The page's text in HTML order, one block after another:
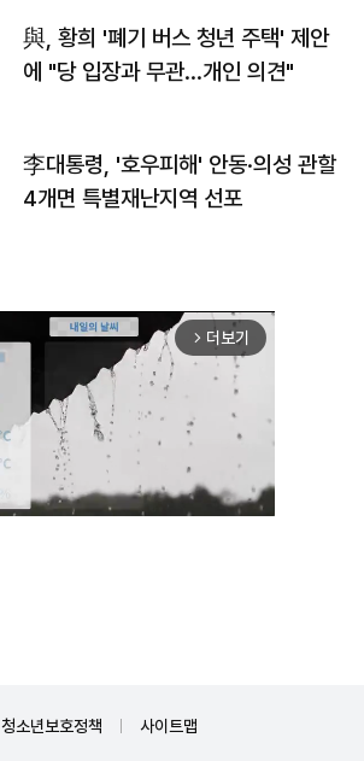
與, 황희 '폐기 버스 청년 주택' 제안
에 "당 입장과 무관…개인 의견"
李대통령, '호우피해' 안동·의성 관할
4개면 특별재난지역 선포
arrow_forward_ios 더보기
청소년보호정책 사이트맵